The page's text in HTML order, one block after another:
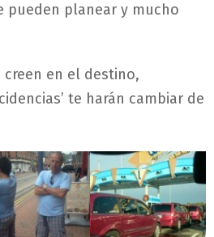
pueden planear y mucho
en el destino,
te harán cambiar de